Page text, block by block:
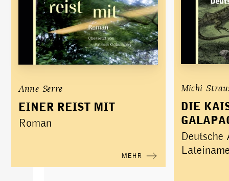
Anne Serre
EINER REIST MIT
Roman
MEHR
Michi
DIE
Deutsche